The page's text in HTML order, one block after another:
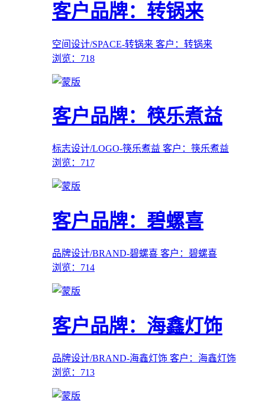
客户品牌：转锅来
空间设计/SPACE-转锅来 客户：转锅来
浏览：718
客户品牌：筷乐煮益
标志设计/LOGO-筷乐煮益 客户：筷乐煮益
浏览：717
客户品牌：碧螺喜
品牌设计/BRAND-碧螺喜 客户：碧螺喜
浏览：714
客户品牌：海鑫灯饰
品牌设计/BRAND-海鑫灯饰 客户：海鑫灯饰
浏览：713